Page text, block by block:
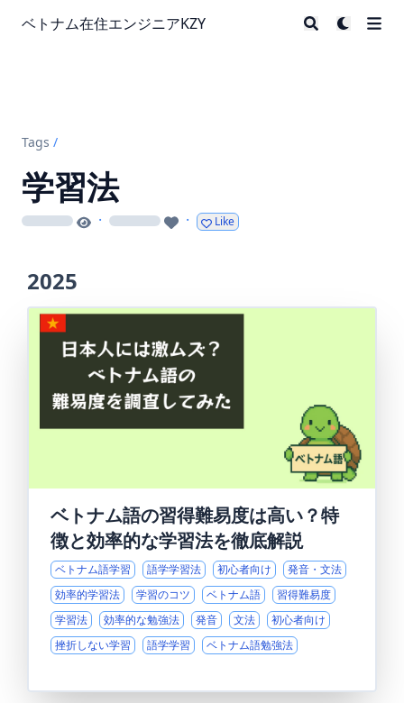
ベトナム在住エンジニアKZY
Tags /
学習法
loading · loading · Like
2025
ベトナム語の習得難易度は高い？特
徴と効率的な学習法を徹底解説
ベトナム語学習 語学学習法 初心者向け
発音・文法
効率的学習法
学習のコツ ベトナム語
習得難易度
学習法
効率的な勉強法 発音 文法
初心者向け
挫折しない学習
語学学習 ベトナム語勉強法